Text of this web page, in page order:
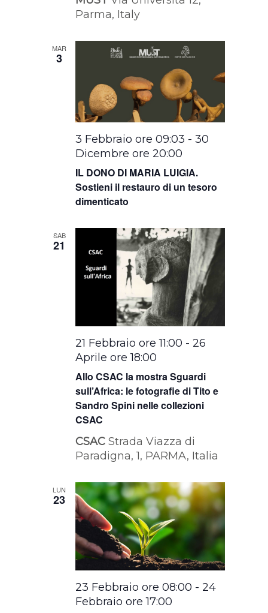
Parma, Italy
MAR
3
IL DONO DI MARIA LUIGIA.
Sostieni il restauro di un tesoro
dimenticato
3 Febbraio ore 09:03 -30
Dicembre ore 20:00
SAB
21
Allo CSAC la mostra Sguardi
sull’Africa: le fotografie di Tito e
Sandro Spini nelle collezioni
CSAC
21 Febbraio ore 11:00 -26
Aprile ore 18:00
CSACStrada Viazza di
Paradigna, 1, PARMA, Italia
LUN
23
23 Febbraio ore 08:00 -24
Febbraio ore 17:00